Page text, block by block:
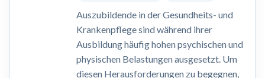
Auszubildende in der Gesundheits- und
Krankenpflege sind während ihrer
Ausbildung häufig hohen psychischen und
physischen Belastungen ausgesetzt. Um
diesen Herausforderungen zu begegnen,